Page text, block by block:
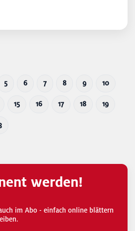
5 6 7 8 9 10
15 16 17 18 19
werden!
im Abo - einfach online blättern